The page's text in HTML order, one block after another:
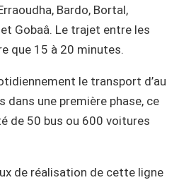
Bardo, Bortal,
Gobaâ. Le trajet entre les
que 15 à 20 minutes.
le transport d’au
dans une première phase, ce
de 50 bus ou 600 voitures
de réalisation de cette ligne